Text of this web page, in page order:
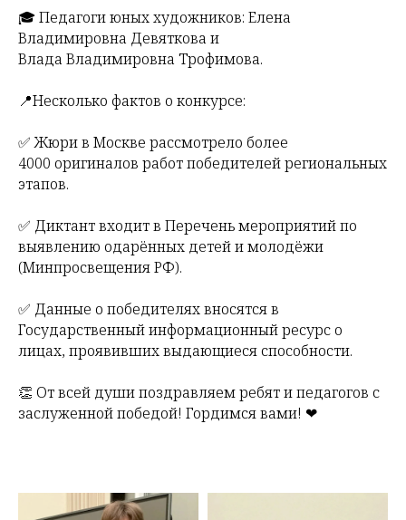
🎓 Педагоги юных художников: Елена
Владимировна Девяткова и
Влада Владимировна Трофимова.
📍Несколько фактов о конкурсе:
✅ Жюри в Москве рассмотрело более
4000 оригиналов работ победителей региональных
этапов.
✅ Диктант входит в Перечень мероприятий по
выявлению одарённых детей и молодёжи
(Минпросвещения РФ).
✅ Данные о победителях вносятся в
Государственный информационный ресурс о
лицах, проявивших выдающиеся способности.
👏 От всей души поздравляем ребят и педагогов с
заслуженной победой! Гордимся вами! ❤